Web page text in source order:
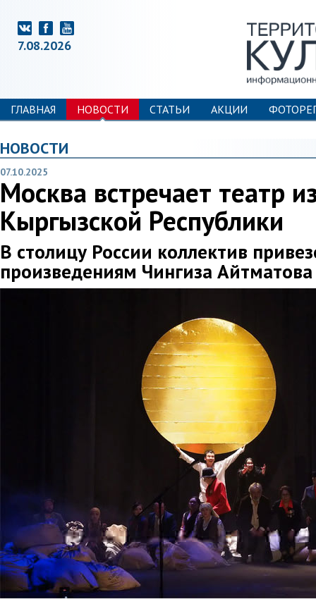
7.08.2026
ГЛАВНАЯ НОВОСТИ СТАТЬИ АКЦИИ
НОВОСТИ
07.10.2025
Москва встречает театр
Кыргызской Республики
В столицу России коллектив
произведениям Чингиза Айтматова